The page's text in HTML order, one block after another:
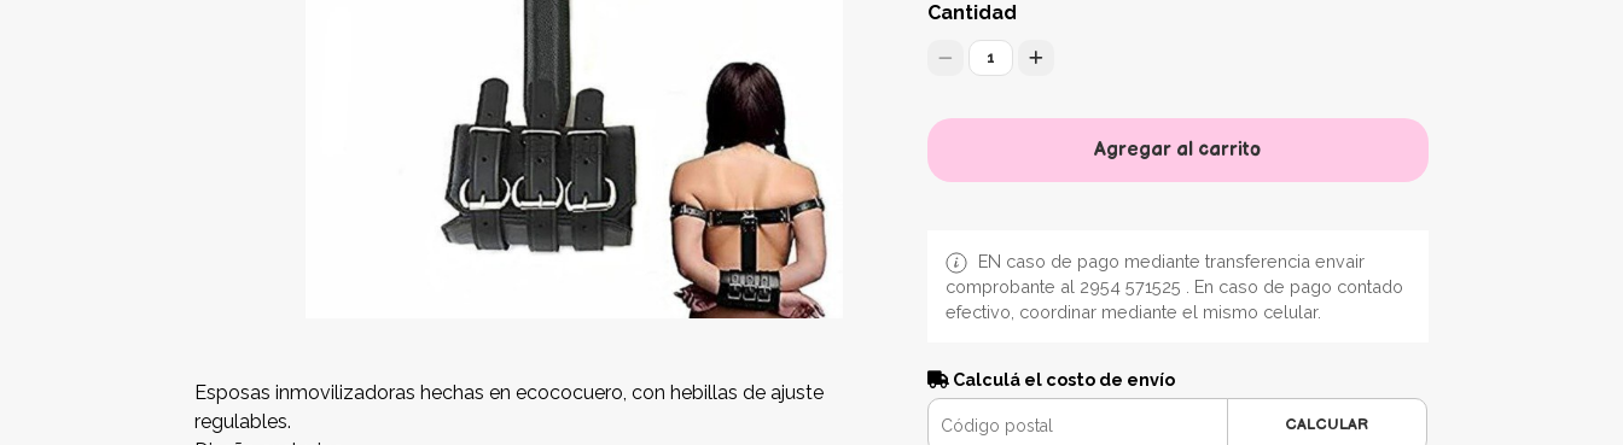
Esposas inmovilizadoras hechas en ecococuero, con hebillas de ajuste
regulables.
Cantidad
1
Agregar al carrito
EN caso de pago mediante transferencia envair
comprobante al 2954 571525 . En caso de pago contado
efectivo, coordinar mediante el mismo celular.
Calculá el costo de envío
CALCULAR